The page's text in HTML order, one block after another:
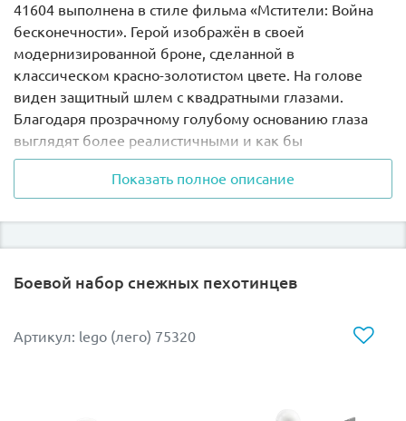
41604 выполнена в стиле фильма «Мстители: Война
бесконечности». Герой изображён в своей
модернизированной броне, сделанной в
классическом красно-золотистом цвете. На голове
виден защитный шлем с квадратными глазами.
Благодаря прозрачному голубому основанию глаза
выглядят более реалистичными и как бы
подсвечиваются изнутри.
Нагрудный щиток имеет обновлённую форму,
прекрасно сочетающуюся с репульсорами и
реакторным индикатором. На спине брони
значительно улучшить маневренность во время
Показать полное описание
Боевой набор снежных пехотинцев
Артикул: lego (лего) 75320